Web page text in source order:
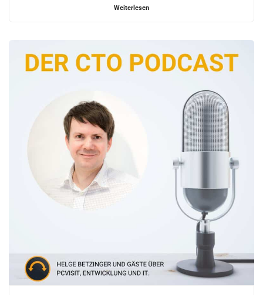
Weiterlesen